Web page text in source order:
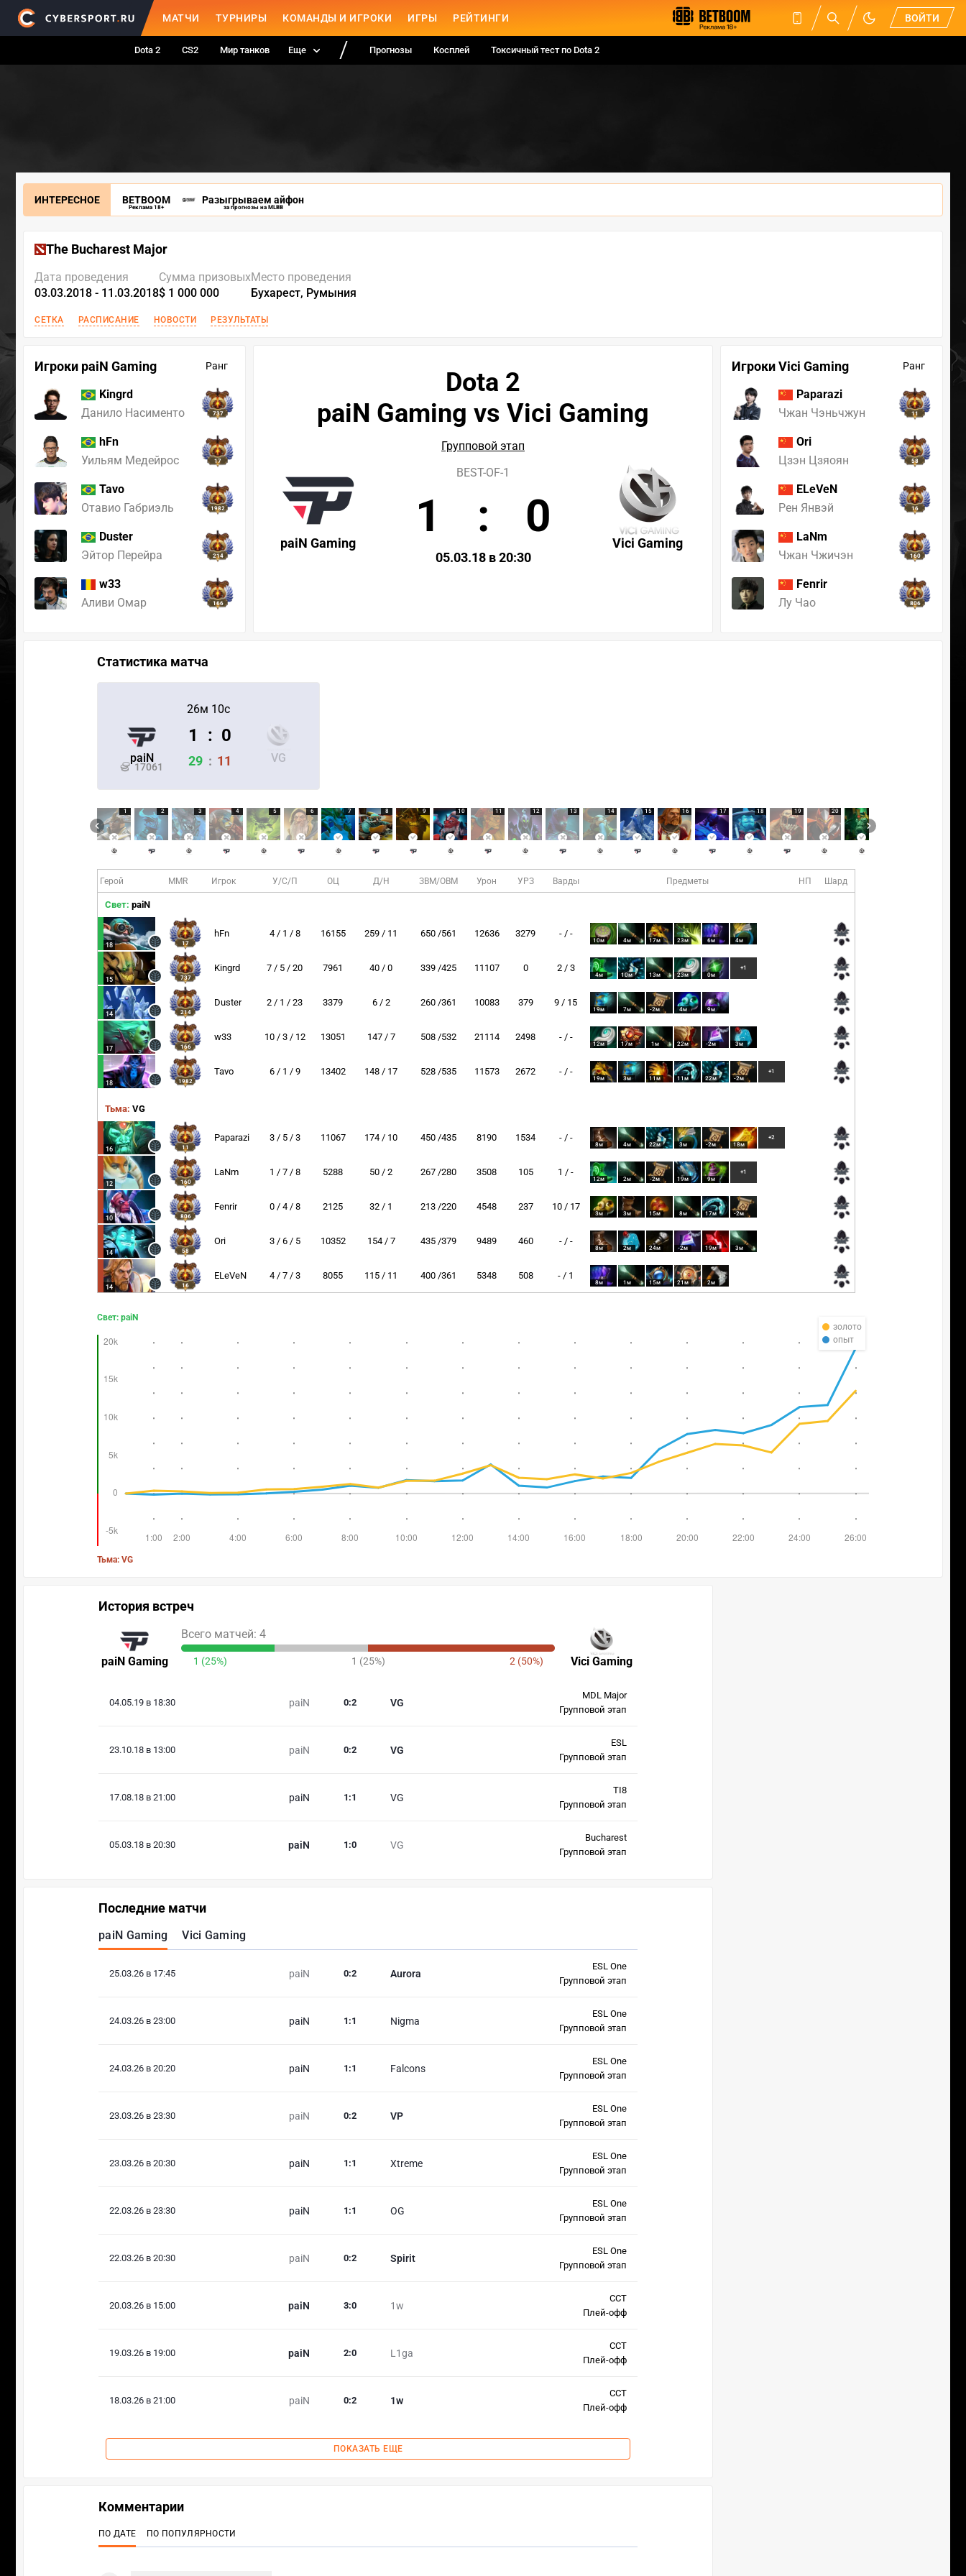
МАТЧИ ТУРНИРЫ КОМАНДЫ И ИГРОКИ ИГРЫ РЕЙТИНГИ ВОЙТИ
Dota 2 CS2 Мир танков Еще Прогнозы Косплей Токсичный тест по Dota 2
ИНТЕРЕСНОЕ BETBOOM
Реклама 18+
Разыгрываем айфон
за прогнозы на MLBB
The Bucharest Major
Дата проведения
03.03.2018 - 11.03.2018
Сумма призовых
$ 1 000 000
Место проведения
Бухарест, Румыния
СЕТКА РАСПИСАНИЕ НОВОСТИ РЕЗУЛЬТАТЫ
Игроки paiN Gaming Ранг
Kingrd
Данило Насименто
737
hFn
Уильям Медейрос
17
Tavo
Отавио Габриэль
1982
Duster
Эйтор Перейра
214
w33
Аливи Омар
166
Игроки Vici Gaming Ранг
Paparazi
Чжан Чэньчжун
11
Ori
Цзэн Цзяоян
58
ELeVeN
Рен Янвэй
16
LaNm
Чжан Чжичэн
160
Fenrir
Лу Чао
806
Dota 2
paiN Gaming vs Vici Gaming
Групповой этап
paiN Gaming Vici Gaming
BEST-OF-1
1 : 0
05.03.18 в 20:30
Статистика матча
26м 10с
paiN
17061
VG
1 : 0
29 : 11
1 2 3 4 5 6 7 8 9 10 11 12 13 14 15 16 17 18 19 20
Герой MMR Игрок У/С/П ОЦ Д/Н ЗВМ/ОВМ Урон УРЗ Варды Предметы НП Шард
Свет: paiN
18 17
hFn 4 / 1 / 8 16155 259 / 11 650 /561 12636 3279 - / -
10м 4м 17м 23м 6м 4м
15 737
Kingrd 7 / 5 / 20 7961 40 / 0 339 /425 11107 0 2 / 3
4м 10м 13м 23м 0м
+1
14 214
Duster 2 / 1 / 23 3379 6 / 2 260 /361 10083 379 9 / 15
19м 7м -2м 4м 9м
17 166
w33 10 / 3 / 12 13051 147 / 7 508 /532 21114 2498 - / -
12м 17м 1м 22м -2м 3м
18 1982
Tavo 6 / 1 / 9 13402 148 / 17 528 /535 11573 2672 - / -
19м 3м 11м 11м 22м -2м
+1
Тьма: VG
16 11
Paparazi 3 / 5 / 3 11067 174 / 10 450 /435 8190 1534 - / -
8м 4м 22м 3м -2м 18м
+2
12 160
LaNm 1 / 7 / 8 5288 50 / 2 267 /280 3508 105 1 / -
12м 2м -2м 19м 9м
+1
10 806
Fenrir 0 / 4 / 8 2125 32 / 1 213 /220 4548 237 10 / 17
3м 3м 15м 8м 17м -2м
14 58
Ori 3 / 6 / 5 10352 154 / 7 435 /379 9489 460 - / -
8м 2м 24м -2м 19м 3м
14 16
ELeVeN 4 / 7 / 3 8055 115 / 11 400 /361 5348 508 - / 1
8м 1м 15м 21м 2м
золото
опыт
Свет: paiN
Тьма: VG
История встреч
paiN Gaming Vici Gaming
Всего матчей: 4
1 (25%) 1 (25%) 2 (50%)
04.05.19 в 18:30 paiN VG
0:2
MDL Major
Групповой этап
23.10.18 в 13:00 paiN VG
0:2
ESL
Групповой этап
17.08.18 в 21:00 paiN VG
1 :1
TI8
Групповой этап
05.03.18 в 20:30 paiN VG
1 :0
Bucharest
Групповой этап
Последние матчи
paiN Gaming Vici Gaming
25.03.26 в 17:45 paiN Aurora
0:2
ESL One
Групповой этап
24.03.26 в 23:00 paiN Nigma
1 :1
ESL One
Групповой этап
24.03.26 в 20:20 paiN Falcons
1 :1
ESL One
Групповой этап
23.03.26 в 23:30 paiN VP
0:2
ESL One
Групповой этап
23.03.26 в 20:30 paiN Xtreme
1 :1
ESL One
Групповой этап
22.03.26 в 23:30 paiN OG
1 :1
ESL One
Групповой этап
22.03.26 в 20:30 paiN Spirit
0:2
ESL One
Групповой этап
20.03.26 в 15:00 paiN 1w
3:0
CCT
Плей-офф
19.03.26 в 19:00 paiN L1ga
2:0
CCT
Плей-офф
18.03.26 в 21:00 paiN 1w
0:2
CCT
Плей-офф
ПОКАЗАТЬ ЕЩЕ
Комментарии
ПО ДАТЕ ПО ПОПУЛЯРНОСТИ